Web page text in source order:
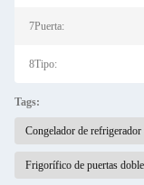
7Puerta:
8Tipo:
Tags:
Congelador de refrigerador
Frigorífico de puertas